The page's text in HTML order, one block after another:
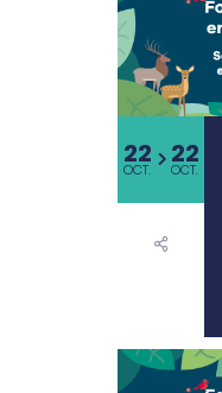
22
OCT. 22
OCT.